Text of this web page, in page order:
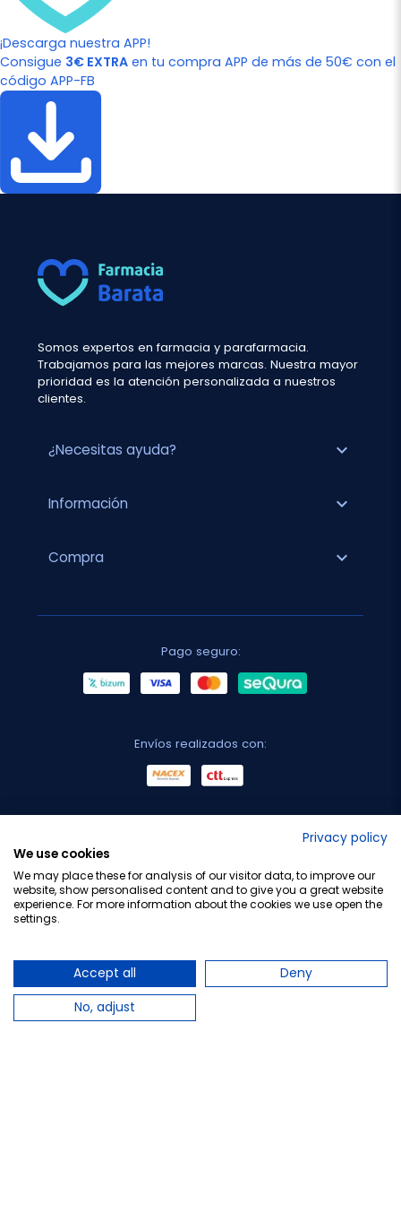
¡Descarga nuestra APP!
Consigue 3€ EXTRA en tu compra APP de más de 50€ con el
código APP-FB
Somos expertos en farmacia y parafarmacia.
Trabajamos para las mejores marcas. Nuestra mayor
prioridad es la atención personalizada a nuestros
clientes.
¿Necesitas ayuda? expand_more
Información expand_more
Compra expand_more
Pago seguro:
Envíos realizados con:
Privacy policy
We use cookies
We may place these for analysis of our visitor data, to improve our
website, show personalised content and to give you a great website
experience. For more information about the cookies we use open the
settings.
Accept all
Deny
No, adjust